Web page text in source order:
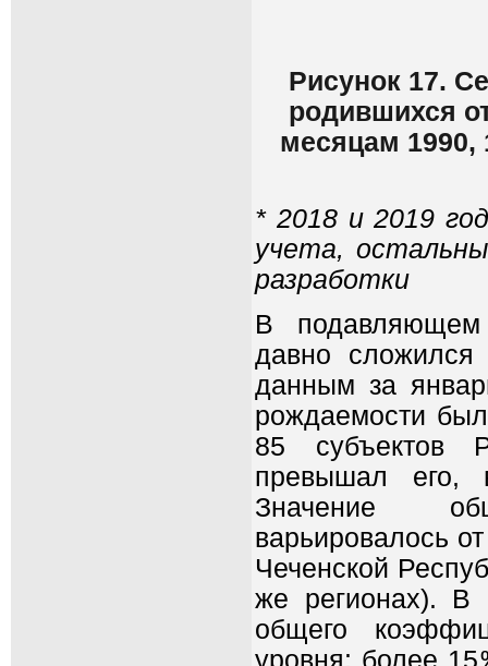
Рисунок 17.
родившихся
месяцам 1990,
* 2018 и 2019
учета,
разработки
В подавляющем
давно сложился
данным за
рождаемости
85 субъектов
превышал его,
Значение
варьировалось
Чеченской
же регионах). В
общего
уровня: более